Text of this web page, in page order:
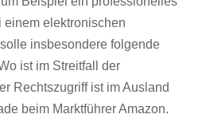
einem elektronischen
insbesondere folgende
ist im Streitfall der
Rechtszugriff ist im Ausland
beim Marktführer Amazon.